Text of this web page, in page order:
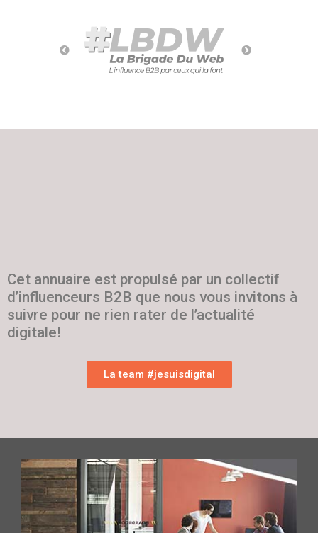
Cet annuaire est propulsé par un collectif
d’influenceurs B2B que nous vous invitons à
suivre pour ne rien rater de l’actualité
digitale!
La team #jesuisdigital